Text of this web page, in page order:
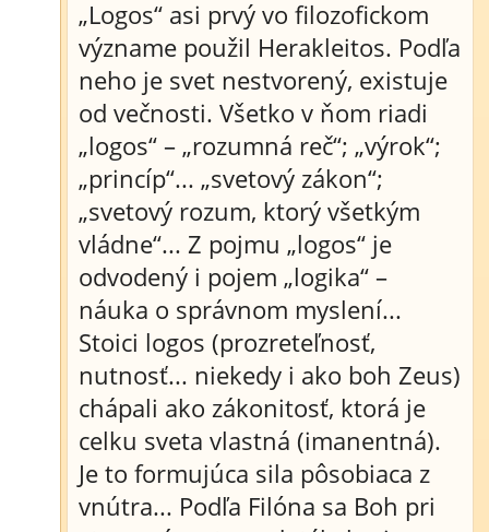
„Logos“ asi prvý vo filozofickom
význame použil Herakleitos. Podľa
neho je svet nestvorený, existuje
od večnosti. Všetko v ňom riadi
„logos“ – „rozumná reč“; „výrok“;
„princíp“... „svetový zákon“;
„svetový rozum, ktorý všetkým
vládne“... Z pojmu „logos“ je
odvodený i pojem „logika“ –
náuka o správnom myslení...
Stoici logos (prozreteľnosť,
nutnosť... niekedy i ako boh Zeus)
chápali ako zákonitosť, ktorá je
celku sveta vlastná (imanentná).
Je to formujúca sila pôsobiaca z
vnútra... Podľa Filóna sa Boh pri